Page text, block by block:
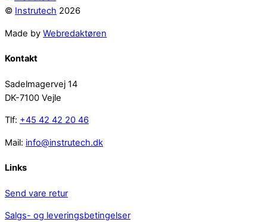
© Instrutech 2026
Made by Webredaktøren
Kontakt
Sadelmagervej 14
DK-7100 Vejle
Tlf: +45 42 42 20 46
Mail: info@instrutech.dk
Links
Send vare retur
Salgs- og leveringsbetingelser